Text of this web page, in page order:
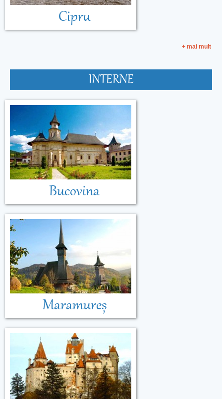
Cipru
+ mai mult
INTERNE
Bucovina
Maramureș